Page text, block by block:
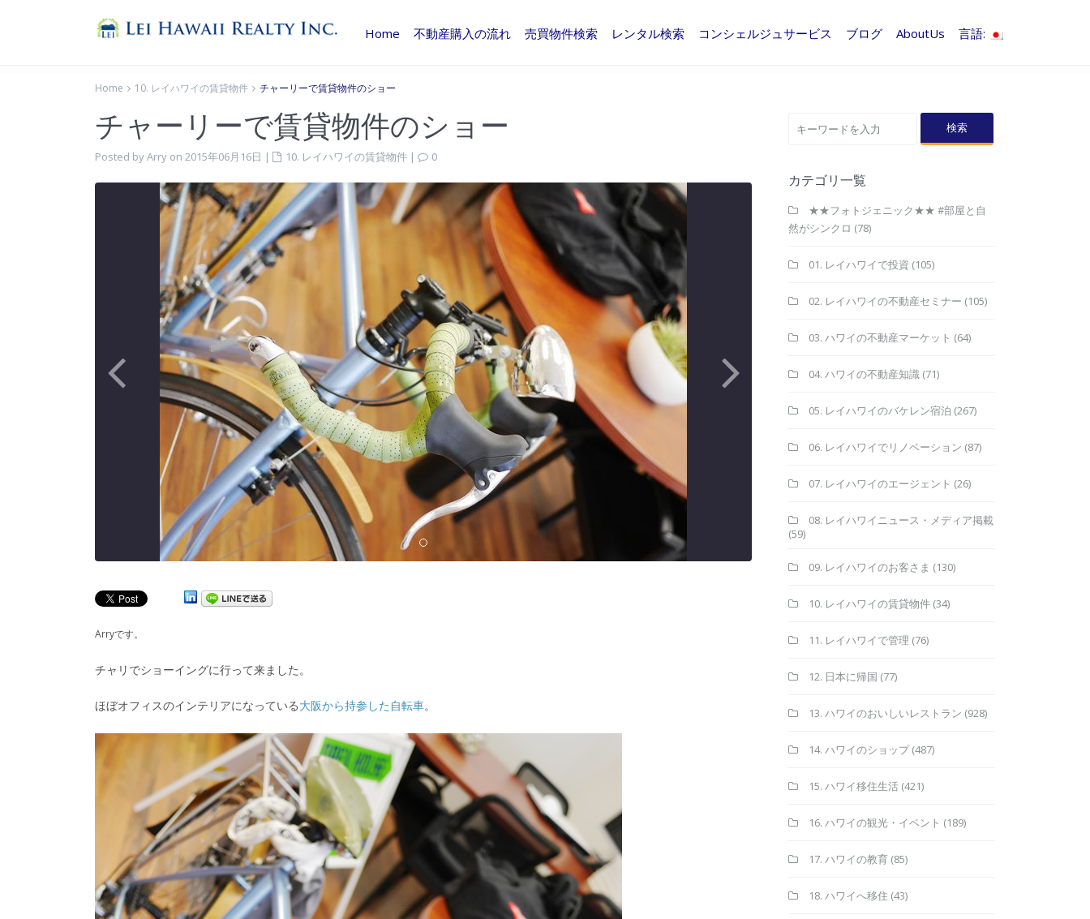
Home 不動産購入の流れ 売買物件検索 レンタル検索 コンシェルジュサービス ブログ AboutUs 言語:
Home 10. レイハワイの賃貸物件 チャーリーで賃貸物件のショー
チャーリーで賃貸物件のショー
Posted by Arry on 2015年06月16日 | 10. レイハワイの賃貸物件 | 0
Arryです。
チャリでショーイングに行って来ました。
ほぼオフィスのインテリアになっている大阪から持参した自転車。
検索
カテゴリ一覧
★★フォトジェニック★★ #部屋と自
然がシンクロ (78)
01. レイハワイで投資 (105)
02. レイハワイの不動産セミナー (105)
03. ハワイの不動産マーケット (64)
04. ハワイの不動産知識 (71)
05. レイハワイのバケレン宿泊 (267)
06. レイハワイでリノベーション (87)
07. レイハワイのエージェント (26)
08. レイハワイニュース・メディア掲載
(59)
09. レイハワイのお客さま (130)
10. レイハワイの賃貸物件 (34)
11. レイハワイで管理 (76)
12. 日本に帰国 (77)
13. ハワイのおいしいレストラン (928)
14. ハワイのショップ(487)
15. ハワイ移住生活 (421)
16. ハワイの観光・イベント (189)
17. ハワイの教育 (85)
18. ハワイへ移住 (43)